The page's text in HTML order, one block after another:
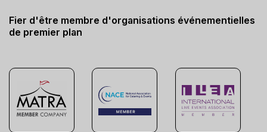
Fier d'être membre d'organisations événementielles
de premier plan